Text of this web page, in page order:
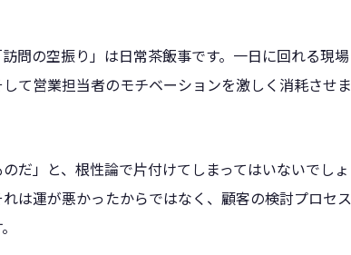
問の空振り」は日常茶飯事です。一日に回れる現場
て営業担当者のモチベーションを激しく消耗させま
だ」と、根性論で片付けてしまってはいないでしょ
は運が悪かったからではなく、顧客の検討プロセス